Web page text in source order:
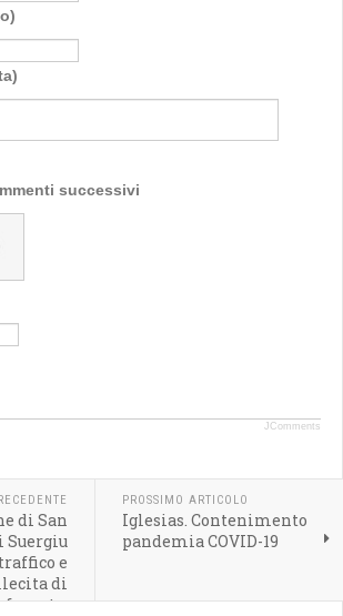
successivi
JComments
di San
Suergiu
e
di
PROSSIMO ARTICOLO
Iglesias. Contenimento
pandemia COVID-19